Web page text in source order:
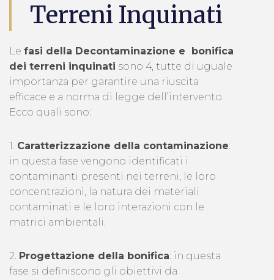
Terreni Inquinati
Le fasi della Decontaminazione e bonifica
dei terreni inquinati sono 4, tutte di uguale
importanza per garantire una riuscita
efficace e a norma di legge dell’intervento.
Ecco quali sono:
1. Caratterizzazione della contaminazione:
in questa fase vengono identificati i
contaminanti presenti nei terreni, le loro
concentrazioni, la natura dei materiali
contaminati e le loro interazioni con le
matrici ambientali.
2. Progettazione della bonifica: in questa
fase si definiscono gli obiettivi da